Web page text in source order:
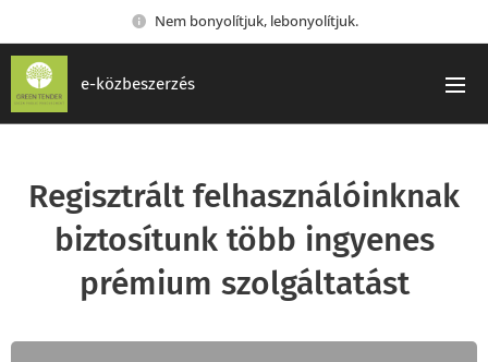
Nem bonyolítjuk, lebonyolítjuk.
e-közbeszerzés
Regisztrált felhasználóinknak
biztosítunk több ingyenes
prémium szolgáltatást